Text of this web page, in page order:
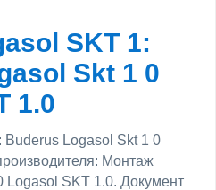
SKT 1:
Skt 1 0
1.0
Logasol Skt 1 0
Монтаж
Logasol SKT 1.0. Документ